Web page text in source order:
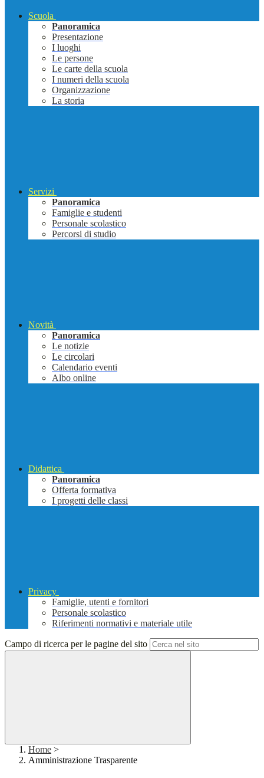
Scuola
Panoramica
Presentazione
I luoghi
Le persone
Le carte della scuola
I numeri della scuola
Organizzazione
La storia
Servizi
Panoramica
Famiglie e studenti
Personale scolastico
Percorsi di studio
Novità
Panoramica
Le notizie
Le circolari
Calendario eventi
Albo online
Didattica
Panoramica
Offerta formativa
I progetti delle classi
Privacy
Famiglie, utenti e fornitori
Personale scolastico
Riferimenti normativi e materiale utile
Campo di ricerca per le pagine del sito
Home >
Amministrazione Trasparente